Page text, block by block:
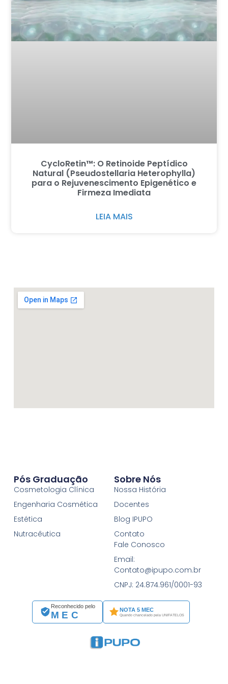
CycloRetin™: O Retinoide Peptídico
Natural (Pseudostellaria Heterophylla)
para o Rejuvenescimento Epigenético e
Firmeza Imediata
LEIA MAIS
Reconhecido pelo
MEC
NOTA 5 MEC
Quando chancelado pela UNIFATELOS
Pós Graduação
Cosmetologia Clínica
Engenharia Cosmética
Estética
Nutracêutica
Sobre Nós
Nossa História
Docentes
Blog IPUPO
Contato
Fale Conosco
Email:
Contato@ipupo.com.br
CNPJ: 24.874.961/0001-93